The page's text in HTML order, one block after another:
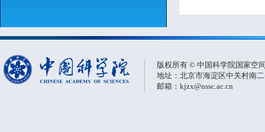
版权所有 © 中国科学院国家空
地址：北京市海淀区中关村南
邮箱：kjzx@nssc.ac.cn